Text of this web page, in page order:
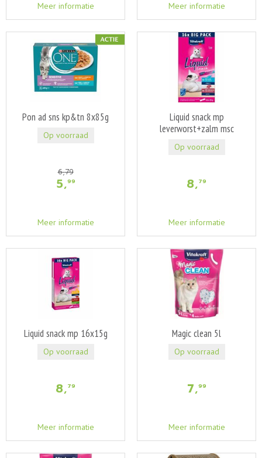
Meer informatie Meer informatie
Pon ad sns kp&tn 8x85g
6,79
5,99
Meer informatie
Op voorraad
Liquid snack mp
leverworst+zalm msc
8,79
Meer informatie
Op voorraad
Liquid snack mp 16x15g
8,79
Meer informatie
Op voorraad
Magic clean 5l
7,99
Meer informatie
Op voorraad